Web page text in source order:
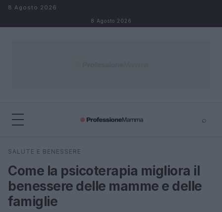
Salta al contenuto
8 Agosto 2026
8 Agosto 2026
⌕
Cerca
SALUTE E BENESSERE
Come la psicoterapia migliora il
benessere delle mamme e delle
famiglie